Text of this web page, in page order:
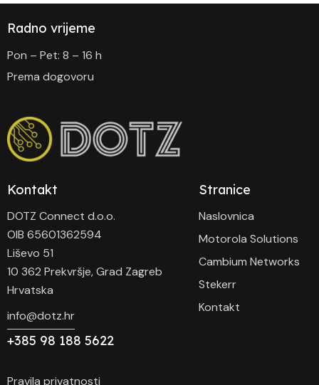
Radno vrijeme
Pon – Pet: 8 – 16 h
Prema dogovoru
Kontakt
DOTZ Connect d.o.o.
OIB 65601362594
Liševo 51
10 362 Prekvršje, Grad Zagreb
Hrvatska
info@dotz.hr
+385 98 188 5622
Stranice
Naslovnica
Motorola Solutions
Cambium Networks
Stekerr
Kontakt
Pravila privatnosti